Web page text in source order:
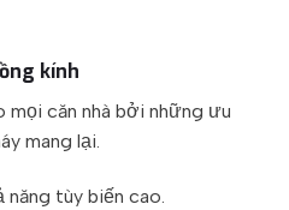
kính
mọi căn nhà bởi những ưu
mang lại.
tùy biến cao.